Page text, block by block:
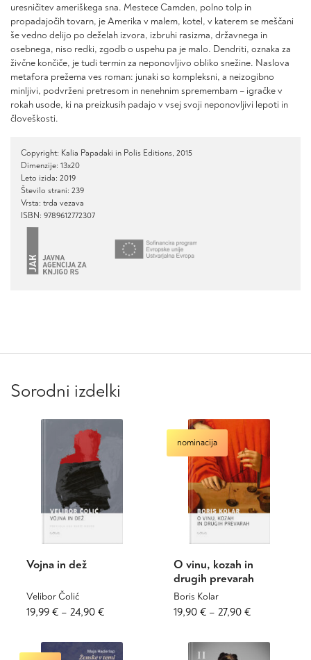
uresničitev ameriškega sna. Mestece Camden, polno tolp in
propadajočih tovarn, je Amerika v malem, kotel, v katerem se meščani
še vedno delijo po deželah izvora, izbruhi rasizma, državnega in
osebnega, niso redki, zgodb o uspehu pa je malo. Dendriti, oznaka za
živčne končiče, je tudi termin za neponovljivo obliko snežine. Naslova
metafora prežema ves roman: junaki so kompleksni, a neizogibno
minljivi, podvrženi pretresom in nenehnim spremembam – igračke v
rokah usode, ki na preizkusih padajo v vsej svoji neponovljivi lepoti in
človeškosti.
Copyright: Kalia Papadaki in Polis Editions, 2015
Dimenzije: 13x20
Leto izida: 2019
Število strani: 239
Vrsta: trda vezava
ISBN: 9789612772307
Sorodni izdelki
Vojna in dež
Velibor Čolić
19,99 € – 24,90 €Cenovni
od
Ta
ima
več
nominacija
O vinu, kozah in
drugih prevarah
Boris Kolar
19,90 € – 27,90 €Cenovni
od
Ta
ima